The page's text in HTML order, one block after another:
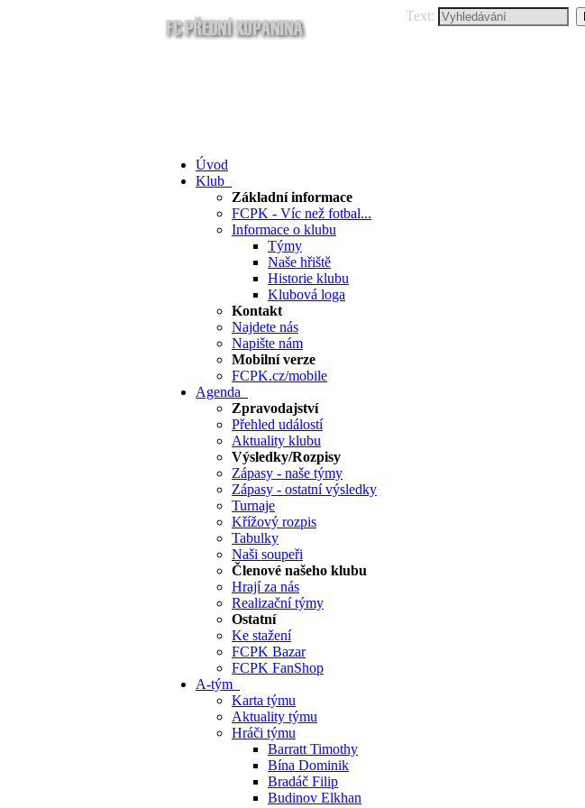
Text:
Úvod
Klub
Základní informace
FCPK - Víc než fotbal...
Informace o klubu
Týmy
Naše hřiště
Historie klubu
Klubová loga
Kontakt
Najdete nás
Napište nám
Mobilní verze
FCPK.cz/mobile
Agenda
Zpravodajství
Přehled událostí
Aktuality klubu
Výsledky/Rozpisy
Zápasy - naše týmy
Zápasy - ostatní výsledky
Turnaje
Křížový rozpis
Tabulky
Naši soupeři
Členové našeho klubu
Hrají za nás
Realizační týmy
Ostatní
Ke stažení
FCPK Bazar
FCPK FanShop
A-tým
Karta týmu
Aktuality týmu
Hráči týmu
Barratt Timothy
Bína Dominik
Bradáč Filip
Budinov Elkhan